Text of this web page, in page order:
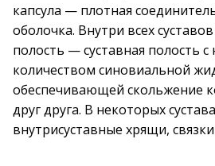
капсула — плотная
оболочка. Внутри всех
полость — суставная полость
количеством синовиальной
обеспечивающей скольжение
друг друга. В некоторых
внутрисуставные хрящи,